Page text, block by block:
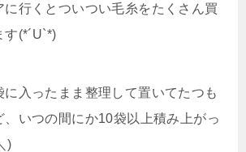
に行くとついつい毛糸をたくさん買
す(*´U`*)
に入ったまま整理して置いてたつも
、いつの間にか10袋以上積み上がっ
)